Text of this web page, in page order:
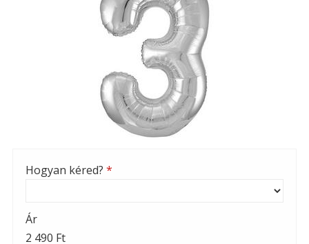
Hogyan kéred? *
Ár
2 490 Ft